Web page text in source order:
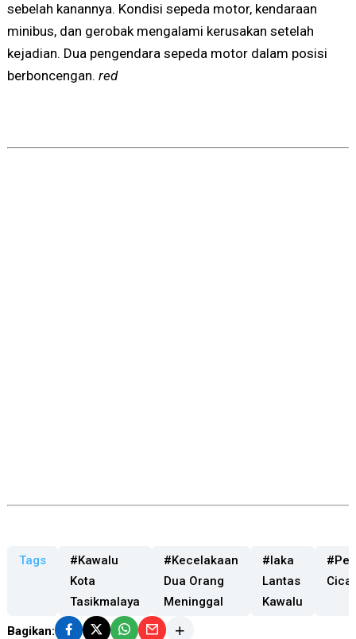
sebelah kanannya. Kondisi sepeda motor, kendaraan
minibus, dan gerobak mengalami kerusakan setelah
kejadian. Dua pengendara sepeda motor dalam posisi
berboncengan. red
Tags
#Kawalu
Kota
Tasikmalaya
#Kecelakaan
Dua Orang
Meninggal
#laka
Lantas
Kawalu
Bagikan: